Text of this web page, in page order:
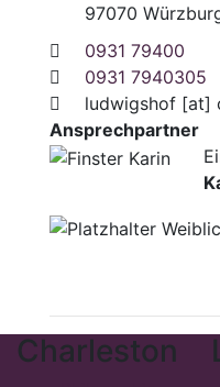
97070
0931 79400
0931 7940305
ludwigshof [at]
Ansprechpartner
Charleston